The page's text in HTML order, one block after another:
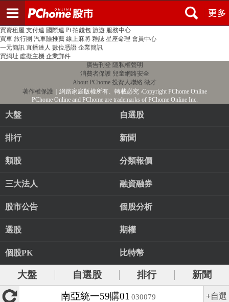
PChome首頁 線上購物 24h購物 書店
買賣租屋 支付連 國際連 Pi 拍錢包 旅遊 服務中心
買車 旅行團 汽車險推薦 線上麻將 雜誌 星座命理 會員中心
一元簡訊 直播達人 數位憑證 企業簡訊
買網址 虛擬主機 企業郵件
廣告刊登 隱私權聲明
消費者保護 兒童網路安全
About PChome 投資人聯絡 徵才
著作權保護 ｜網路家庭版權所有、轉載必究‧Copyright PChome Online
PChome Online and PChome are trademarks of PChome Online Inc.
大盤 自選股
排行 新聞
類股 分類報價
三大法人 融資融券
股市公告 個股分析
選股 期權
個股PK 比特幣
大盤 自選股 排行
新聞
南亞統一59購01 030079 +自選